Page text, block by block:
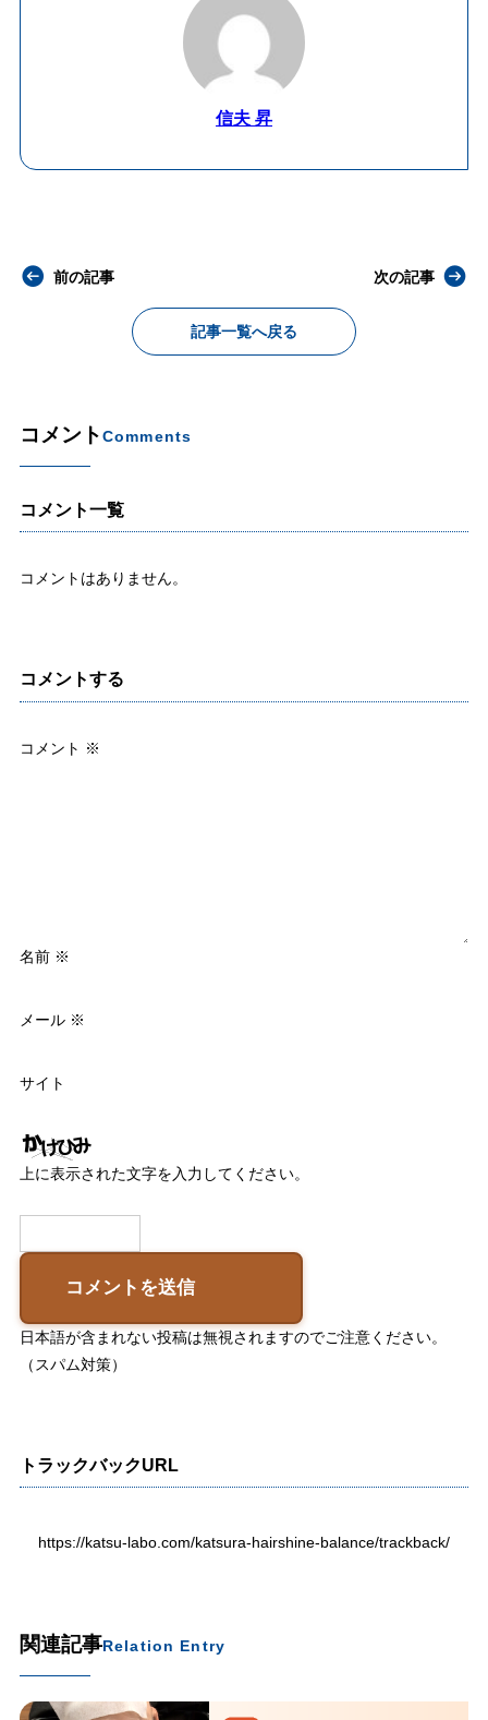
信夫 昇
前の記事
記事一覧へ戻る
次の記事
コメントComments
コメント一覧
コメントはありません。
コメントする
コメント ※
名前 ※
メール ※
サイト
上に表示された文字を入力してください。
日本語が含まれない投稿は無視されますのでご注意ください。
（スパム対策）
トラックバックURL
https://katsu-labo.com/katsura-hairshine-balance/trackback/
関連記事Relation Entry